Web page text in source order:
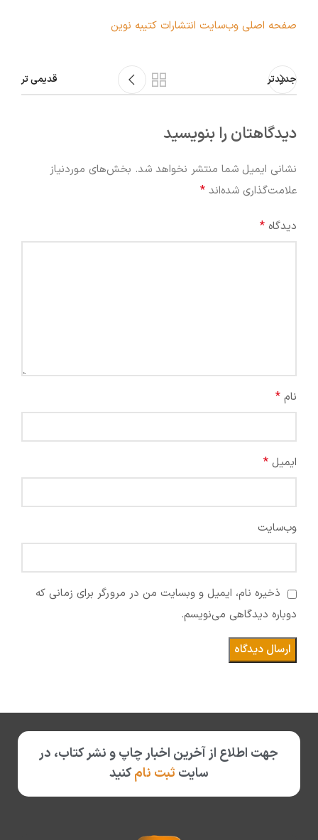
صفحه اصلی وب‌سایت انتشارات کتیبه نوین
جدیدتر قدیمی تر
دیدگاهتان را بنویسید
نشانی ایمیل شما منتشر نخواهد شد. بخش‌های موردنیاز
علامت‌گذاری شده‌اند *
دیدگاه *
نام *
ایمیل *
وب‌سایت
ذخیره نام، ایمیل و وبسایت من در مرورگر برای زمانی که
دوباره دیدگاهی می‌نویسم.
جهت اطلاع از آخرین اخبار چاپ و نشر کتاب، در
سایت ثبت نامکنید